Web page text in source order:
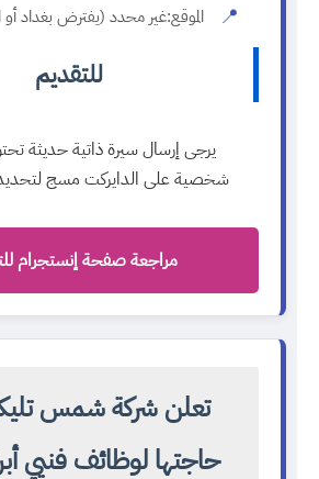
📍 الموقع:غير محدد (يفترض بغداد
للتقديم
يرجى إرسال سيرة ذاتية حديثة
شخصية على الدايركت مسج لتحديد
مراجعة صفحة إنستجرام
تعلن شركة شمس
حاجتها لوظائف فنيي